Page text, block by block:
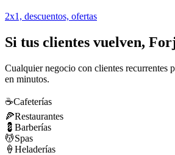
2x1, descuentos, ofertas
Si tus clientes vuelven,
Cualquier negocio con clientes recurrentes
en minutos.
☕Cafeterías
🍕Restaurantes
💈 Barberías
💆Spas
🍦 Heladerías